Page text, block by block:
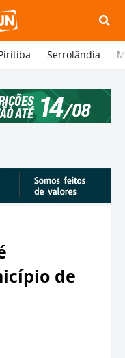
Serrolândia
de